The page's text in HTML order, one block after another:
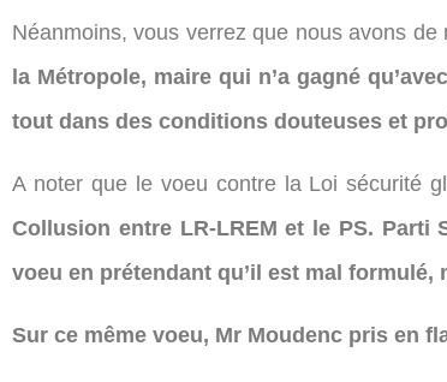
Néanmoins, vous verrez que nous avons
la Métropole, maire qui n’a gagné
tout dans des conditions douteuses et
A noter que le voeu contre la Loi sécurité
Collusion entre LR-LREM et le PS. Parti
voeu en prétendant qu’il est mal formulé,
Sur ce même voeu, Mr Moudenc pris en